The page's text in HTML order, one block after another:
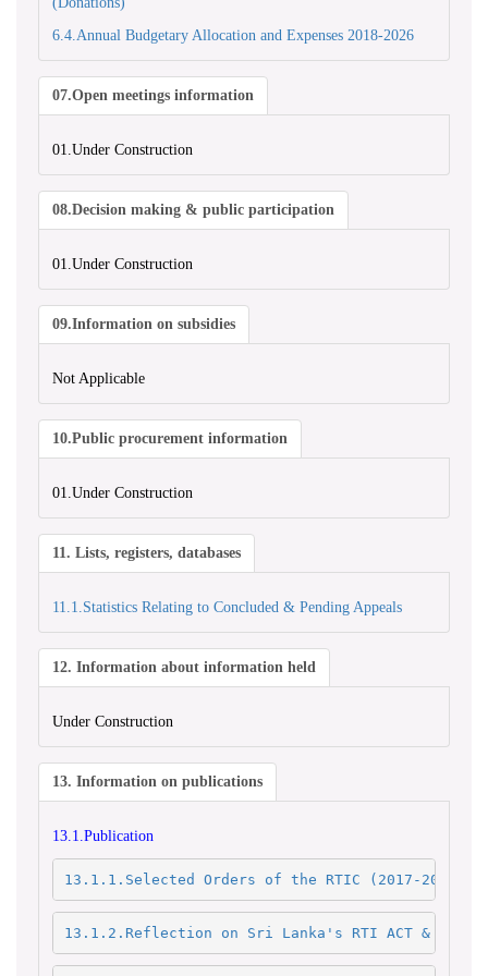
6.4.Annual Budgetary Allocation and Expenses 2018-2026
07.Open meetings information
01.Under Construction
08.Decision making & public participation
01.Under Construction
09.Information on subsidies
Not Applicable
10.Public procurement information
01.Under Construction
11. Lists, registers, databases
11.1.Statistics Relating to Concluded & Pending Appeals
12. Information about information held
Under Construction
13. Information on publications
13.1.Publication
13.1.1.Selected Orders of the RTIC (2017-2018)
13.1.2.Reflection on Sri Lanka's RTI ACT & RTI